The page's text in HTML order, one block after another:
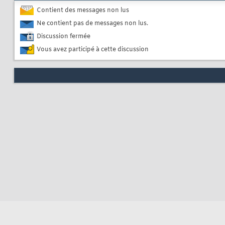
Contient des messages non lus
Ne contient pas de messages non lus.
Discussion fermée
Vous avez participé à cette discussion